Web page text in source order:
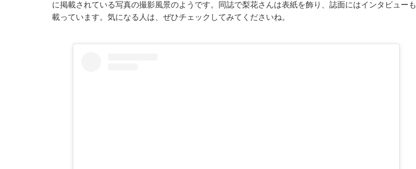
に掲載されている写真の撮影風景のようです。同誌で梨花さんは表紙を飾り、誌面にはインタビューも
載っています。気になる人は、ぜひチェックしてみてくださいね。